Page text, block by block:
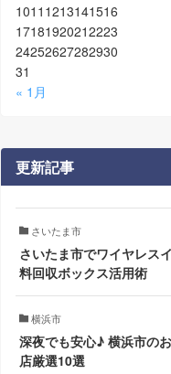
1011 1213141516
17181920212223
24252627282930
31
« 1月
更新記事
さいたま市
さいたま市でワイヤレス
料回収ボックス活用術
横浜市
深夜でも安心♪ 横浜市の
店厳選10選